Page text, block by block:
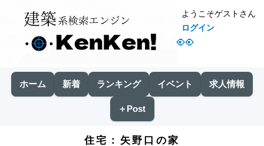
👀
ようこそゲストさん
ログイン
ホーム 新着 ランキング イベント 求人情報
＋Post
住宅：矢野口の家